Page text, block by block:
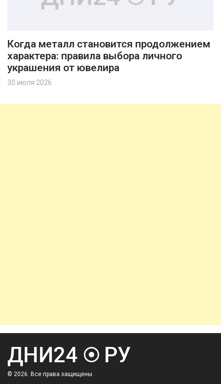
Когда металл становится продолжением
характера: правила выбора личного
украшения от ювелира
30 июля 2026
© 2026. Все права защищены.